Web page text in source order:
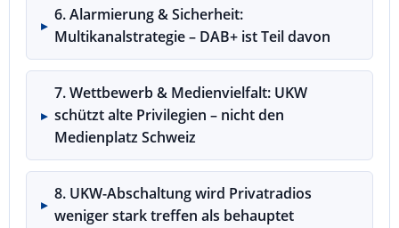
6. Alarmierung & Sicherheit:
Multikanalstrategie – DAB+ ist Teil davon
7. Wettbewerb & Medienvielfalt: UKW
schützt alte Privilegien – nicht den
Medienplatz Schweiz
8. UKW-Abschaltung wird Privatradios
weniger stark treffen als behauptet